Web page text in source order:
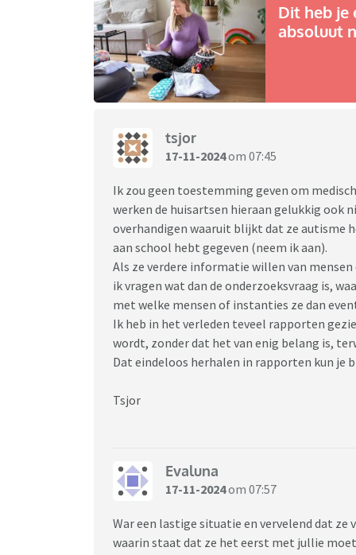
Dit heb je
absoluut
tsjor
17-11-2024om 07:45
Ik zou geen toestemming geven om
werken de huisartsen hieraan gelukkig ook
overhandigen waaruit blijkt dat ze autisme
aan school hebt gegeven (neem ik aan).
Als ze verdere informatie willen van
ik vragen wat dan de onderzoeksvraag is,
met welke mensen of instanties ze dan
Ik heb in het verleden teveel rapporten
wordt, zonder dat het van enig belang is,
Dat eindeloos herhalen in rapporten kun je
Tsjor
Evaluna
17-11-2024om 07:57
War een lastige situatie en vervelend dat ze
waarin staat dat ze het eerst met jullie